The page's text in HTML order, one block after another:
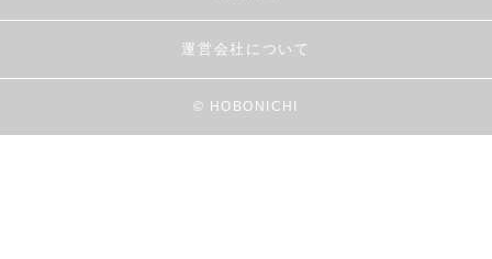
運営会社について
© HOBONICHI